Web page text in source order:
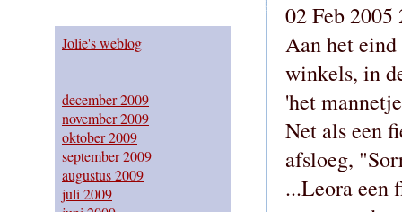
Jolie's weblog
december 2009
november 2009
oktober 2009
september 2009
augustus 2009
juli 2009
02 Feb 2005
Aan het eind
winkels, in
'het
Net als een
afsloeg,
...Leora een